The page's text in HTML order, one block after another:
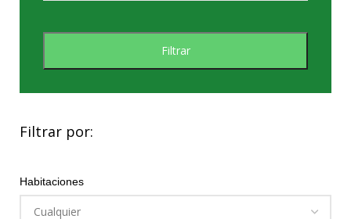
Filtrar
Filtrar por:
Habitaciones